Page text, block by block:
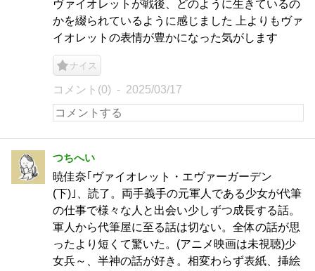
ヴァイオレットが戦後、どのように生きているの
かを綴られているように感じました 上よりもヴァ
イオレットの表情が豊かになった気がします
ナイス
コメント(0) 2025/03/17
つちへい
暁佳奈｢ヴァイオレット・エヴァーガーデン
(下)｣、読了。両手義手の元軍人である少女が代筆
の仕事で様々な人と出会い少しずつ成長する話。
軍人から代筆屋に至る話は切ない。全体の話が思
ったより短くて驚いた。(アニメ映画は未視聴)少
女兵～、半神の話が好き。相変わらず表紙、挿絵